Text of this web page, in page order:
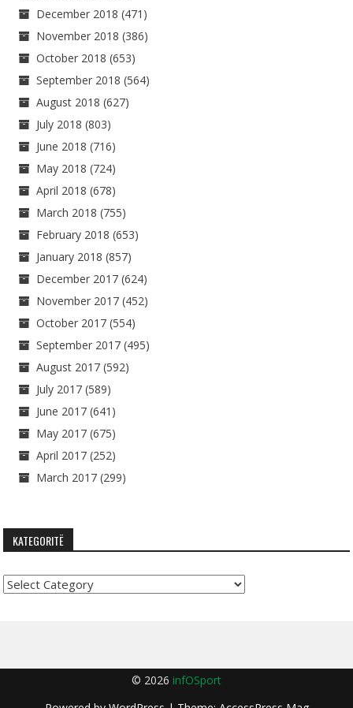
December 2018 (471)
November 2018 (386)
October 2018 (653)
September 2018 (564)
August 2018 (627)
July 2018 (803)
June 2018 (716)
May 2018 (724)
April 2018 (678)
March 2018 (755)
February 2018 (653)
January 2018 (857)
December 2017 (624)
November 2017 (452)
October 2017 (554)
September 2017 (495)
August 2017 (592)
July 2017 (589)
June 2017 (641)
May 2017 (675)
April 2017 (252)
March 2017 (299)
KATEGORITË
Kategoritë
© 2026 infOSport